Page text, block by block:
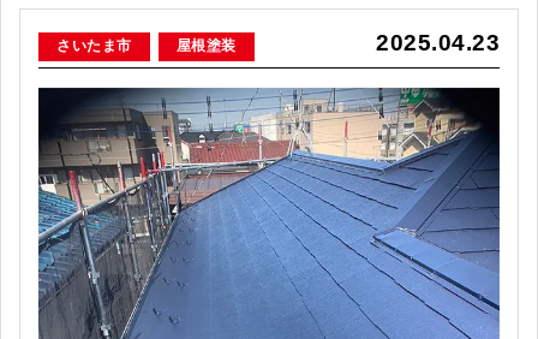
2025.04.23
さいたま市 屋根塗装